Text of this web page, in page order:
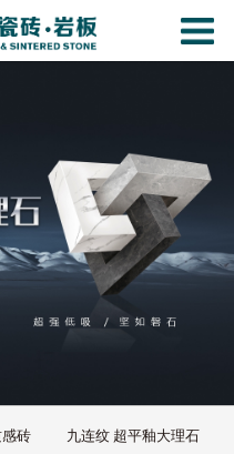
砖 九连纹 超平釉大理石